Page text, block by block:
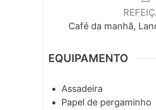
Café da manhã,
EQUIPAMENTO
Assadeira
Papel de pergaminho